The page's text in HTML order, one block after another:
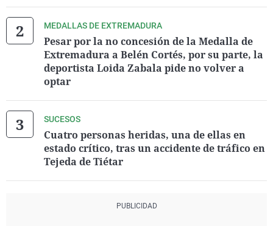
MEDALLAS DE EXTREMADURA
Pesar por la no concesión de la Medalla de
Extremadura a Belén Cortés, por su parte, la
deportista Loida Zabala pide no volver a
optar
SUCESOS
Cuatro personas heridas, una de ellas en
estado crítico, tras un accidente de tráfico en
Tejeda de Tiétar